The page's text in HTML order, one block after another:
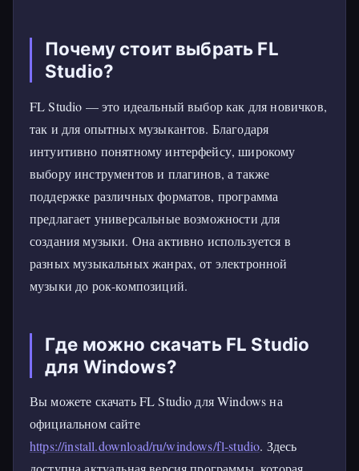
Почему стоит выбрать FL
Studio?
FL Studio — это идеальный выбор как для новичков,
так и для опытных музыкантов. Благодаря
интуитивно понятному интерфейсу, широкому
выбору инструментов и плагинов, а также
поддержке различных форматов, программа
предлагает универсальные возможности для
создания музыки. Она активно используется в
разных музыкальных жанрах, от электронной
музыки до рок-композиций.
Где можно скачать FL Studio
для Windows?
Вы можете скачать FL Studio для Windows на
официальном сайте
https://install.download/ru/windows/fl-studio. Здесь